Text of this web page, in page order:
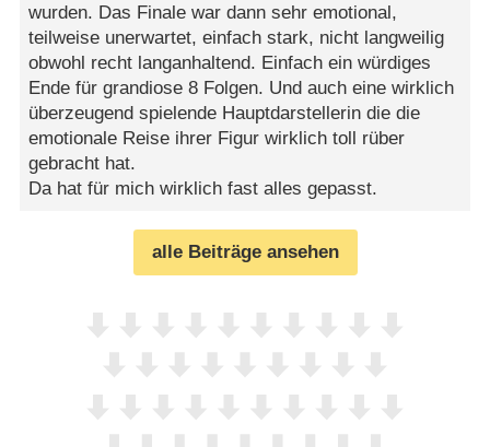
wurden. Das Finale war dann sehr emotional,
teilweise unerwartet, einfach stark, nicht langweilig
obwohl recht langanhaltend. Einfach ein würdiges
Ende für grandiose 8 Folgen. Und auch eine wirklich
überzeugend spielende Hauptdarstellerin die die
emotionale Reise ihrer Figur wirklich toll rüber
gebracht hat.
Da hat für mich wirklich fast alles gepasst.
alle Beiträge ansehen